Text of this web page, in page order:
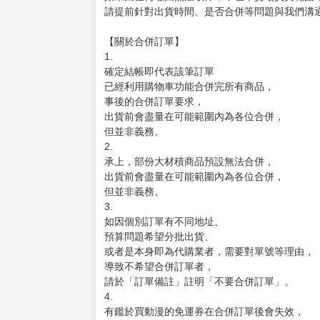
請提前針對出貨時間、是否合併等問題與我們溝
【關於合併訂單】
1.
確定結帳即代表該筆訂單
已經利用購物車功能合併完所有商品，
事後的合併訂單要求，
出貨前會盡量在可能範圍內為各位合併，
但並非義務。
2.
承上，部份大材積商品預設無法合併，
出貨前會盡量在可能範圍內為各位合併，
但並非義務。
3.
如因個別訂單有不同地址、
預算問題希望分批出貨、
或者是本身即為代購業者，需要對單號等理由，
導致不希望合併訂單者，
請於「訂單備註」註明「不要合併訂單」。
4.
有鑑於買動漫的免運券在合併訂單後會失效，